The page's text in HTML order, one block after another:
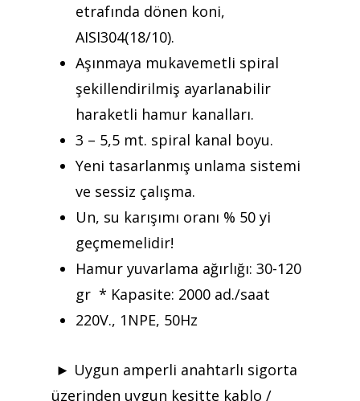
etrafında dönen koni,
AISI304(18/10).
Aşınmaya mukavemetli spiral
şekillendirilmiş ayarlanabilir
haraketli hamur kanalları.
3 – 5,5 mt. spiral kanal boyu.
Yeni tasarlanmış unlama sistemi
ve sessiz çalışma.
Un, su karışımı oranı % 50 yi
geçmemelidir!
Hamur yuvarlama ağırlığı: 30-120
gr * Kapasite: 2000 ad./saat
220V., 1NPE, 50Hz
► Uygun amperli anahtarlı sigorta
üzerinden uygun kesitte kablo /
Anasayfa
Referanslar
Mattaş Medikal